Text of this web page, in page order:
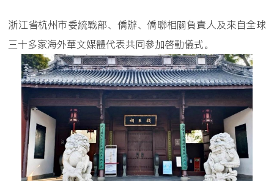
浙江省杭州市委統戰部、僑辦、僑聯相關負責人及來自全球
三十多家海外華文媒體代表共同參加啓動儀式。